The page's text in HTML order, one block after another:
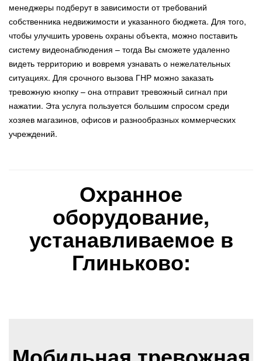
менеджеры подберут в зависимости от требований
собственника недвижимости и указанного бюджета. Для того,
чтобы улучшить уровень охраны объекта, можно поставить
систему видеонаблюдения – тогда Вы сможете удаленно
видеть территорию и вовремя узнавать о нежелательных
ситуациях. Для срочного вызова ГНР можно заказать
тревожную кнопку – она отправит тревожный сигнал при
нажатии. Эта услуга пользуется большим спросом среди
хозяев магазинов, офисов и разнообразных коммерческих
учреждений.
Охранное
оборудование,
устанавливаемое в
Глиньково: